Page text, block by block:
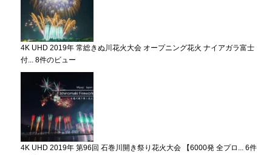
4K UHD 2019年 常総きぬ川花火大会 オープニング花火 ナイアガラ富士
付... 8件のビュー
4K UHD 2019年 第96回 石巻川開き祭り花火大会 【6000発 全プロ... 6件